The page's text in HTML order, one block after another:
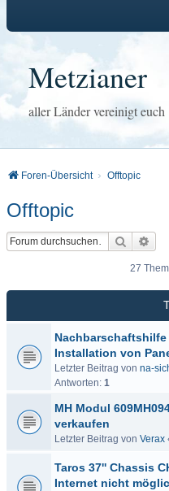
Metzianer
aller Länder vereinigt euch
Foren-Übersicht Offtopic
Offtopic
Suche
27
Installation von
Letzter Beitrag von na-
Antworten: 1
MH Modul
verkaufen
Letzter Beitrag von Verax
Taros 37'' Chassis
Internet nicht